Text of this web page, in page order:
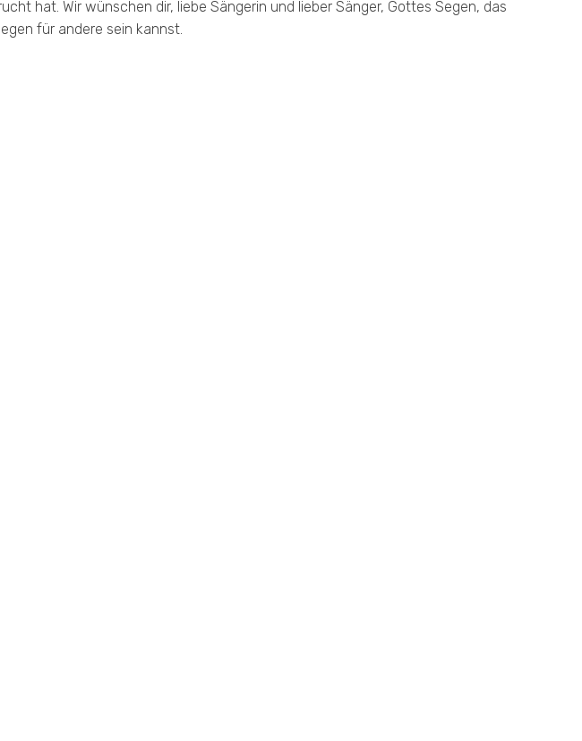
hat. Wir wünschen dir, liebe Sängerin und lieber Sänger, Gottes Segen, das
für andere sein kannst.